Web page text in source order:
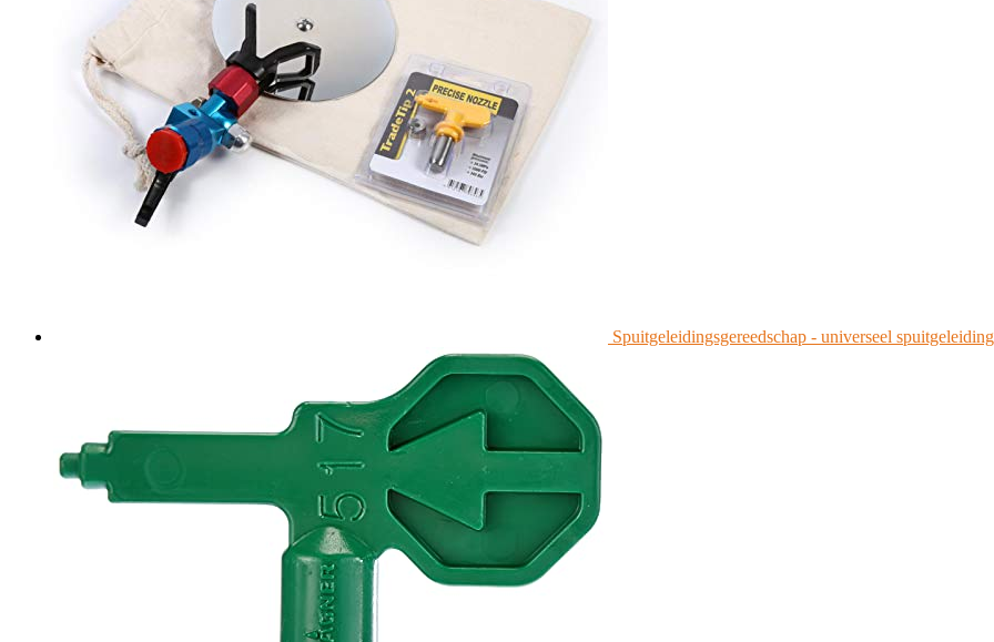
Spuitgeleidingsgereedschap - universeel